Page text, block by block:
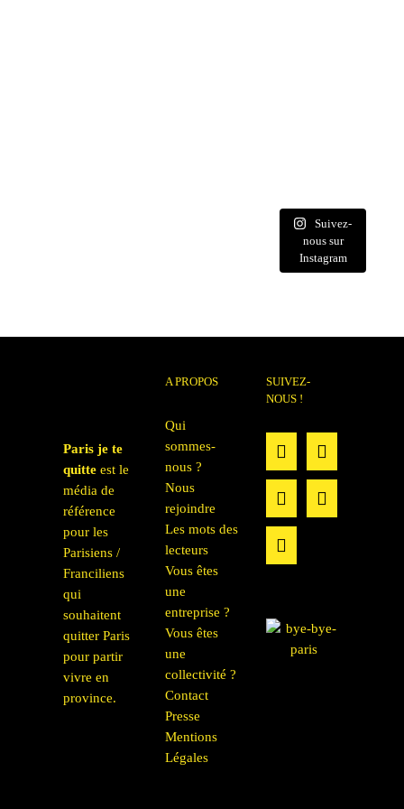
Suivez-
nous sur
Instagram
Paris je te
quitte est le
média de
référence
pour les
Parisiens /
Franciliens
qui
souhaitent
quitter Paris
pour partir
vivre en
province.
A PROPOS
Qui
sommes-
nous ?
Nous
rejoindre
Les mots des
lecteurs
Vous êtes
une
entreprise ?
Vous êtes
une
collectivité ?
Contact
Presse
Mentions
Légales
SUIVEZ-
NOUS !